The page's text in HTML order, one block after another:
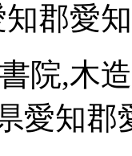
郡愛
院,木
愛知郡